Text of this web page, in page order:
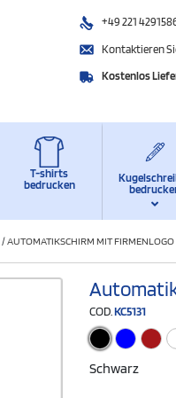
+49 221
Kontaktieren
Kostenlos
T-shirts
bedrucken
/AUTOMATIKSCHIRM MIT FIRMENLOGO
COD.KC5131
Schwarz